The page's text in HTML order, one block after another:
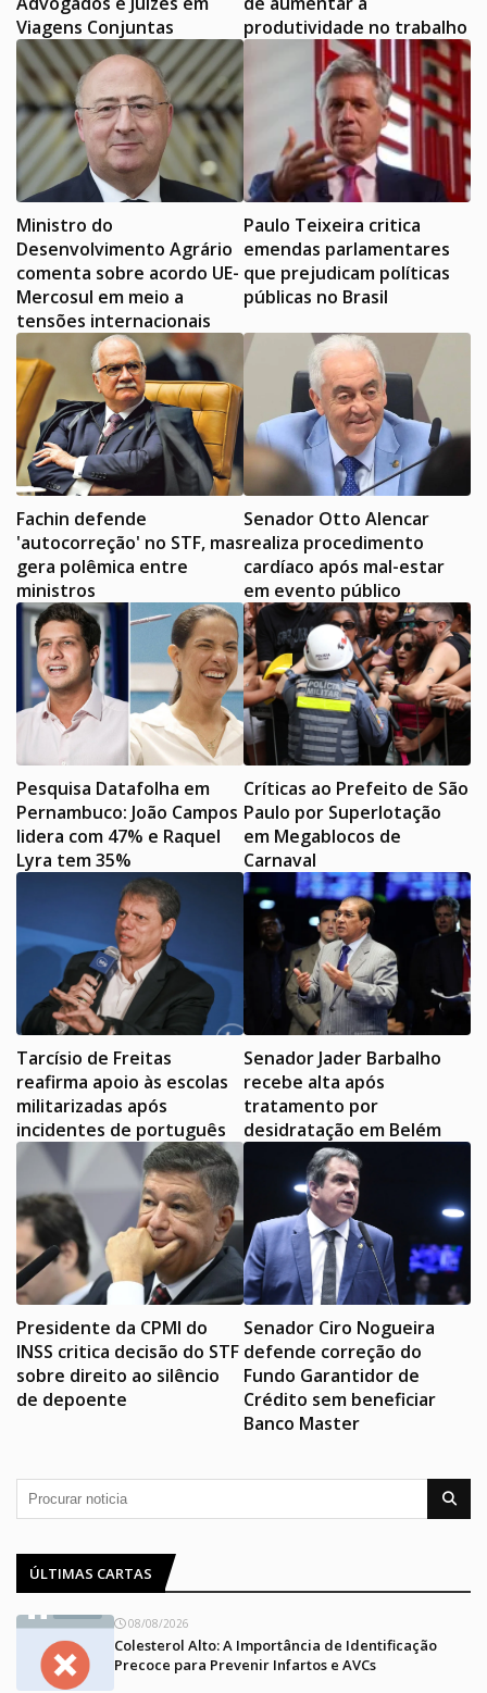
Viagens Conjuntas
produtividade no trabalho
Ministro do
Desenvolvimento Agrário
comenta sobre acordo UE-
Mercosul em meio a
tensões internacionais
Paulo Teixeira critica
emendas parlamentares
que prejudicam políticas
públicas no Brasil
Fachin defende
'autocorreção' no STF, mas
gera polêmica entre
ministros
Senador Otto Alencar
realiza procedimento
cardíaco após mal-estar
em evento público
Pesquisa Datafolha em
Pernambuco: João Campos
lidera com 47% e Raquel
Lyra tem 35%
Críticas ao Prefeito de São
Paulo por Superlotação
em Megablocos de
Carnaval
Tarcísio de Freitas
reafirma apoio às escolas
militarizadas após
incidentes de português
Senador Jader Barbalho
recebe alta após
tratamento por
desidratação em Belém
Presidente da CPMI do
INSS critica decisão do STF
sobre direito ao silêncio
de depoente
Senador Ciro Nogueira
defende correção do
Fundo Garantidor de
Crédito sem beneficiar
Banco Master
ÚLTIMAS CARTAS
08/08/2026
Colesterol Alto: A Importância de Identificação
Precoce para Prevenir Infartos e AVCs